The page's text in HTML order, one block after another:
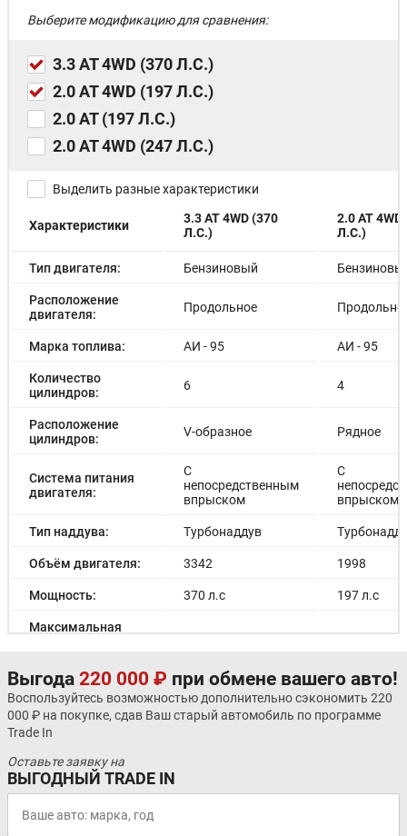
Выберите модификацию для сравнения:
3.3 АТ 4WD (370 Л.С.)
2.0 АТ 4WD (197 Л.С.)
2.0 АТ (197 Л.С.)
2.0 АТ 4WD (247 Л.С.)
Выделить разные характеристики
Характеристики
3.3 АТ 4WD (370
Л.С.)
2.0 АТ 4WD
Л.С.)
Тип двигателя: Бензиновый
Расположение
двигателя:
Продольное
Марка топлива: АИ - 95 АИ - 95
Количество
цилиндров:
6 4
Расположение
цилиндров:
V-образное Рядное
Система питания
двигателя:
С
непосредственным
впрыском
С
впрыском
Тип наддува: Турбонаддув
Объём двигателя: 3342 1998
Мощность: 370 л.с 197 л.с
Максимальная
Емкость батареи: - -
Запас хода на
электричестве:
Время зарядки:
Время зарядки
(быстрая):
Выгода 220 000 ₽ при обмене вашего авто!
Воспользуйтесь возможностью дополнительно сэкономить 220
000 ₽ на покупке, сдав Ваш старый автомобиль по программе
Trade In
Оставьте заявку на
ВЫГОДНЫЙ TRADE IN